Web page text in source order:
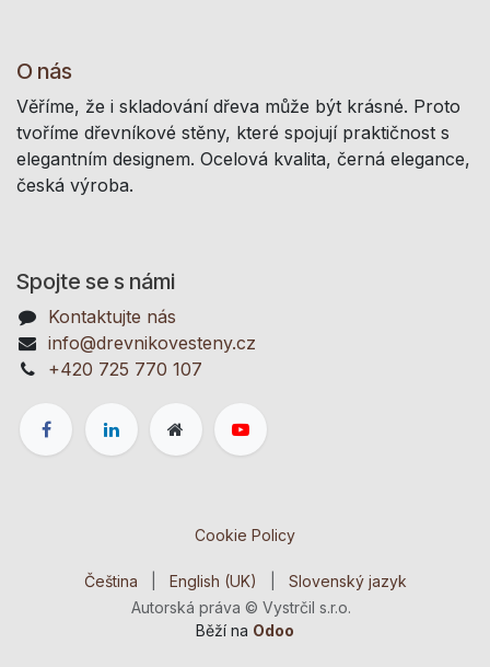
O nás
Věříme, že i skladování dřeva může být krásné. Proto
tvoříme dřevníkové stěny, které spojují praktičnost s
elegantním designem. Ocelová kvalita, černá elegance,
česká výroba.
Spojte se s námi
Kontaktujte nás
info@drevnikovesteny.cz
+420 725 770 107
Cookie Policy
Autorská práva © Vystrčil s.r.o.
Čeština English (UK) Slovenský jazyk
Běží na Odoo